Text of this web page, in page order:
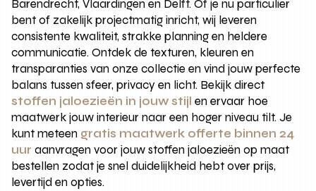
Barendrecht, Vlaardingen en Delft. Of je nu particulier
bent of zakelijk projectmatig inricht, wij leveren
consistente kwaliteit, strakke planning en heldere
communicatie. Ontdek de texturen, kleuren en
transparanties van onze collectie en vind jouw perfecte
balans tussen sfeer, privacy en licht. Bekijk direct
stoffen jaloezieën in jouw stijl en ervaar hoe
maatwerk jouw interieur naar een hoger niveau tilt. Je
kunt meteen gratis maatwerk offerte binnen 24
uur aanvragen voor jouw stoffen jaloezieën op maat
bestellen zodat je snel duidelijkheid hebt over prijs,
levertijd en opties.